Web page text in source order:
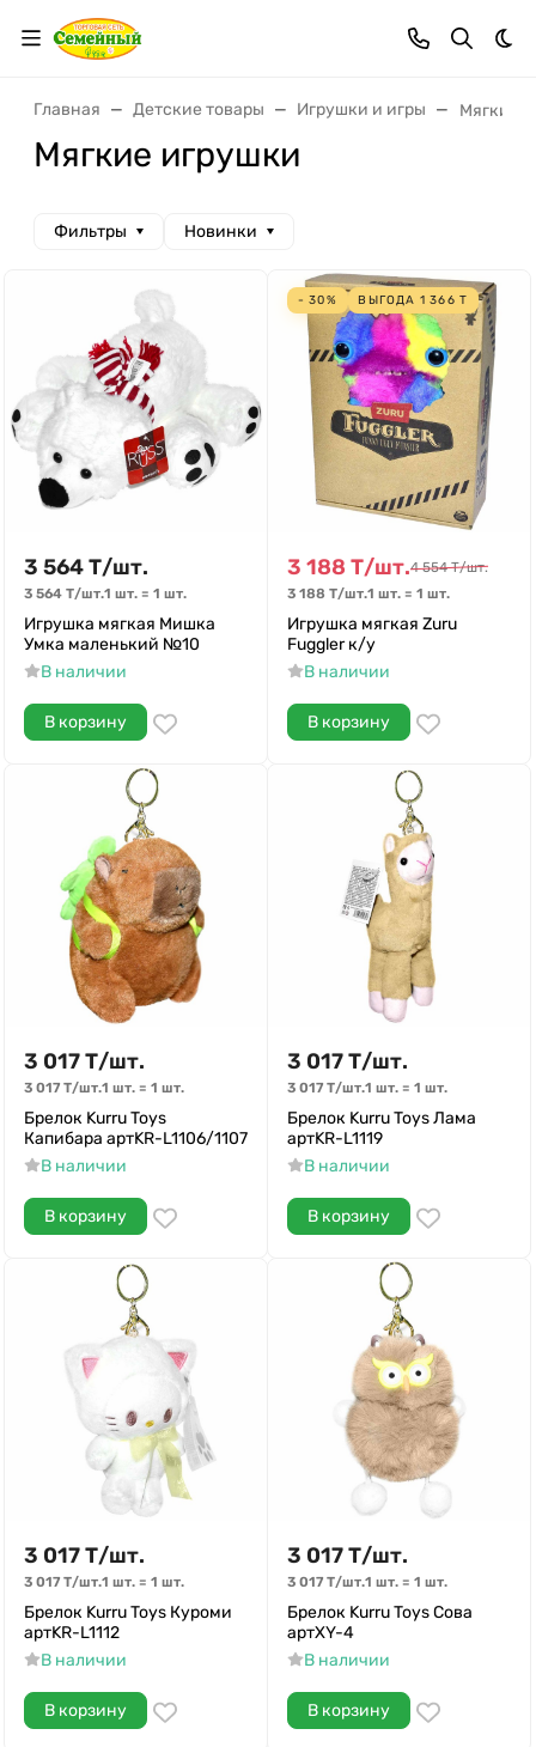
Главная Детские товары Игрушки и игры Мягкие
Мягкие игрушки
Фильтры Новинки
3 564Т/шт.
3 564 Т/шт.1 шт. = 1 шт.
Игрушка мягкая Мишка
Умка маленький №10
В наличии
В корзину
- 30% ВЫГОДА 1 366 Т
3 188 Т/шт.4 554 Т/шт.
3 188 Т/шт.1 шт. = 1 шт.
Игрушка мягкая Zuru
Fuggler к/у
В наличии
В корзину
3 017Т/шт.
3 017 Т/шт.1 шт. = 1 шт.
Брелок Kurru Toys
Капибара артKR-L1106/1107
В наличии
В корзину
3 017Т/шт.
3 017 Т/шт.1 шт. = 1 шт.
Брелок Kurru Toys Лама
артKR-L1119
В наличии
В корзину
3 017Т/шт.
3 017 Т/шт.1 шт. = 1 шт.
Брелок Kurru Toys Куроми
артKR-L1112
В наличии
В корзину
3 017Т/шт.
3 017 Т/шт.1 шт. = 1 шт.
Брелок Kurru Toys Сова
артXY-4
В наличии
В корзину